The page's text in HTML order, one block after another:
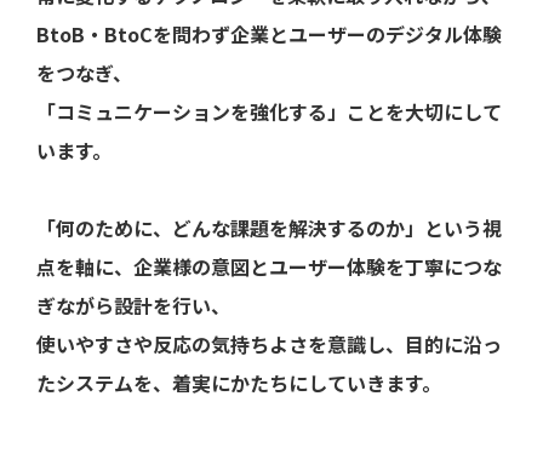
BtoB・BtoCを問わず企業とユーザーのデジタル体験
をつなぎ、
「コミュニケーションを強化する」ことを大切にして
います。
「何のために、どんな課題を解決するのか」という視
点を軸に、企業様の意図とユーザー体験を丁寧につな
ぎながら設計を行い、
使いやすさや反応の気持ちよさを意識し、目的に沿っ
たシステムを、着実にかたちにしていきます。